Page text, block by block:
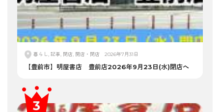
暮らし, 記事, 閉店, 開店・閉店 2026年7月31日
【豊前市】明屋書店 豊前店2026年9月23日(水)閉店へ